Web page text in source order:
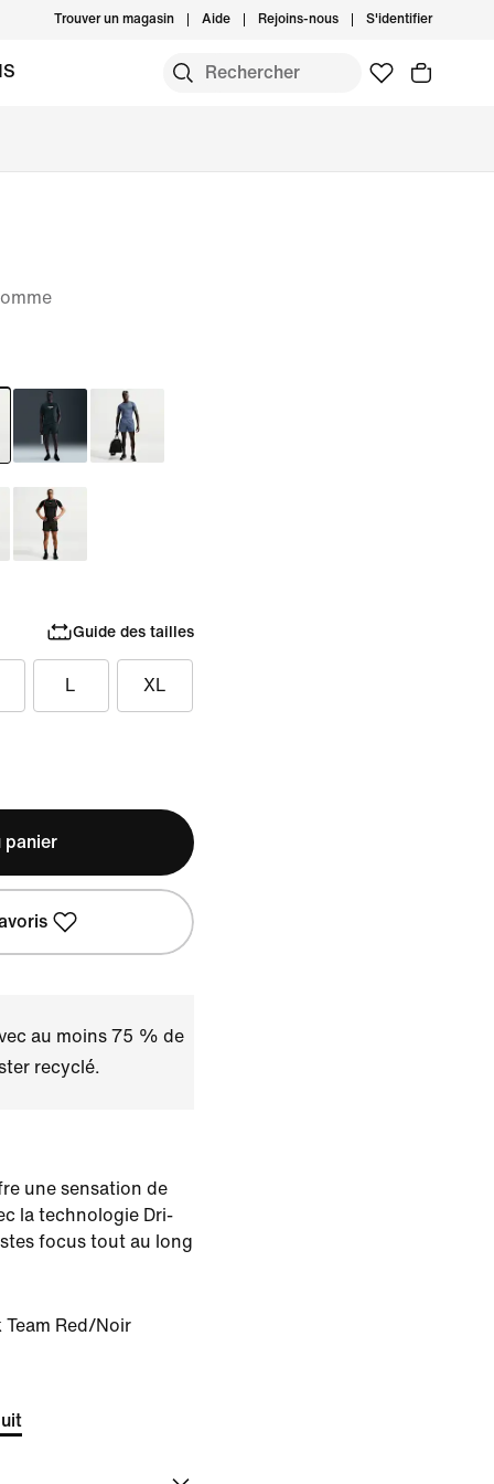
Trouver un magasin Aide Rejoins-nous S'identifier
Guide des tailles
L XL
panier
au moins 75 % de
recyclé.
une sensation de
la technologie Dri-
focus tout au long
Team Red/Noir